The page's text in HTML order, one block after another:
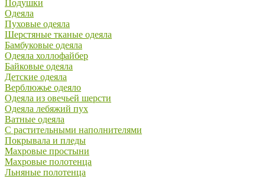
Подушки
Одеяла
Пуховые одеяла
Шерстяные тканые одеяла
Бамбуковые одеяла
Одеяла холлофайбер
Байковые одеяла
Детские одеяла
Верблюжье одеяло
Одеяла из овечьей шерсти
Одеяла лебяжий пух
Ватные одеяла
С растительными наполнителями
Покрывала и пледы
Махровые простыни
Махровые полотенца
Льняные полотенца